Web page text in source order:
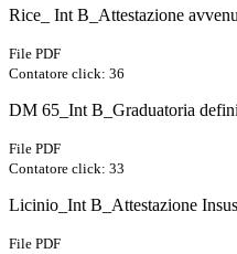
Rice_ Int B_Attestazione
File PDF
Contatore click: 36
DM 65_Int B_Graduatoria
File PDF
Contatore click: 33
Licinio_Int B_Attestazione
File PDF